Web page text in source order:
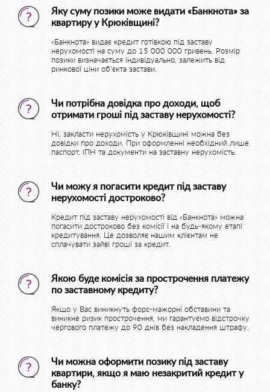
Яку суму позики може видати «Банкнота» за
квартиру у Крюківщині?
«Банкнота» видає кредит готівкою під заставу
нерухомості на суму до 15 000 000 гривень. Розмір
позики визначається індивідуально, залежить від
ринкової ціни об'єкта застави.
Чи потрібна довідка про доходи, щоб
отримати гроші під заставу нерухомості?
Ні, закласти нерухомість у Крюківщині можна без
довідки про доходи. При оформленні необхідний лише
паспорт, ІПН та документи на заставну нерухомість.
Чи можу я погасити кредит під заставу
нерухомості достроково?
Кредит під заставу нерухомості від «Банкнота» можна
погасити достроково без комісії і на будь-якому етапі
кредитування. Це дозволяє нашим клієнтам не
сплачувати зайві гроші за кредит.
Якою буде комісія за прострочення платежу
по заставному кредиту?
Якщо у Вас виникнуть форс-мажорні обставини та
виникне ризик прострочення, ми гарантуємо відстрочку
чергового платежу до 90 днів без накладення штрафу.
Чи можна оформити позику під заставу
квартири, якщо я маю незакритий кредит у
банку?